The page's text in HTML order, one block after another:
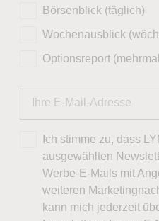
Börsenblick (täglich)
Wochenausblick
Optionsreport
Ich stimme zu, dass
ausgewählten
Werbe-E-Mails mit
weiteren
kann mich jederzeit